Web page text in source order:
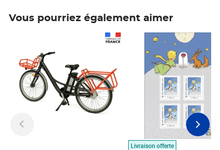
Vous pourriez également aimer
Livraison offerte
Prix 7,50€